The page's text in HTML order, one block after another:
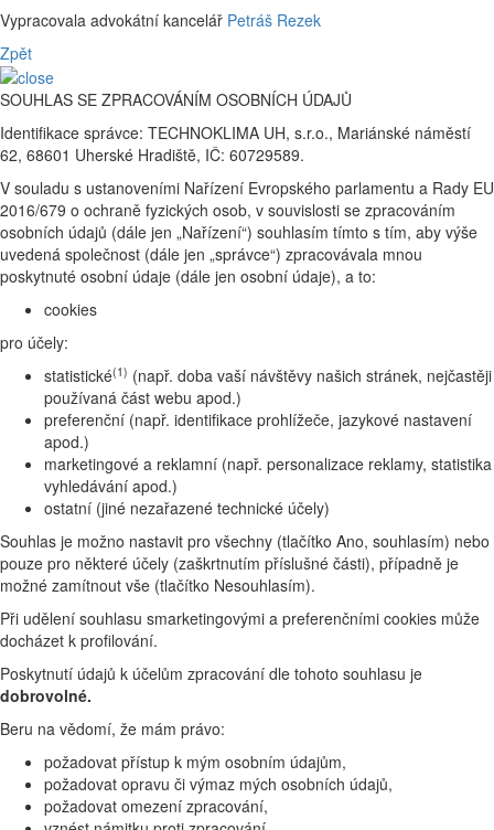
Vypracovala advokátní kancelář Petráš Rezek
Zpět
SOUHLAS SE ZPRACOVÁNÍM OSOBNÍCH ÚDAJŮ
Identifikace správce: TECHNOKLIMA UH, s.r.o., Mariánské náměstí
62, 68601 Uherské Hradiště, IČ: 60729589.
V souladu s ustanoveními Nařízení Evropského parlamentu a Rady EU
2016/679 o ochraně fyzických osob, v souvislosti se zpracováním
osobních údajů (dále jen „Nařízení“) souhlasím tímto s tím, aby výše
uvedená společnost (dále jen „správce“) zpracovávala mnou
poskytnuté osobní údaje (dále jen osobní údaje), a to:
cookies
pro účely:
statistické(1) (např. doba vaší návštěvy našich stránek, nejčastěji
používaná část webu apod.)
preferenční (např. identifikace prohlížeče, jazykové nastavení
apod.)
marketingové a reklamní (např. personalizace reklamy, statistika
vyhledávání apod.)
ostatní (jiné nezařazené technické účely)
Souhlas je možno nastavit pro všechny (tlačítko Ano, souhlasím) nebo
pouze pro některé účely (zaškrtnutím příslušné části), případně je
možné zamítnout vše (tlačítko Nesouhlasím).
Při udělení souhlasu smarketingovými a preferenčními cookies může
docházet k profilování.
Poskytnutí údajů k účelům zpracování dle tohoto souhlasu je
dobrovolné.
Beru na vědomí, že mám právo:
požadovat přístup k mým osobním údajům,
požadovat opravu či výmaz mých osobních údajů,
požadovat omezení zpracování,